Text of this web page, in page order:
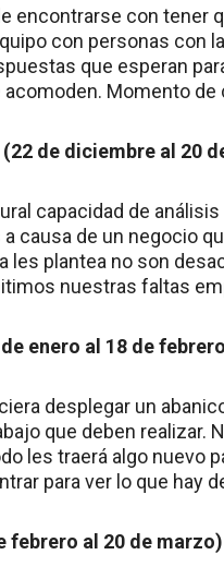
encontrarse con tener
con personas con
que esperan
acomoden. Momento de
de diciembre al 20
capacidad de
causa de un negocio
les plantea no son
nuestras faltas
enero al 18 de
desplegar un
que deben realizar.
les traerá algo nuevo
para ver lo que hay
febrero al 20 de marzo)